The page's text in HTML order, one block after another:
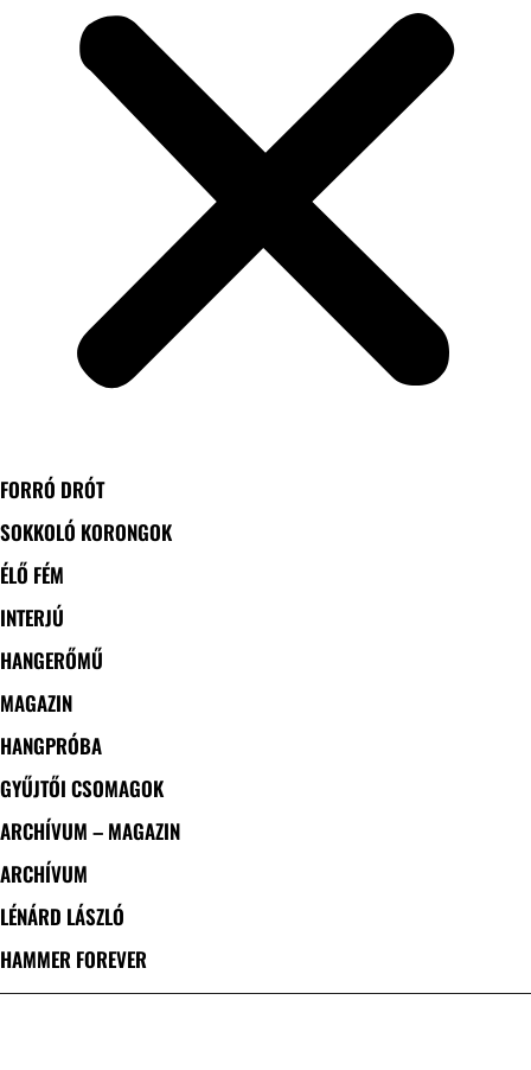
FORRÓ DRÓT
SOKKOLÓ KORONGOK
ÉLŐ FÉM
INTERJÚ
HANGERŐMŰ
MAGAZIN
HANGPRÓBA
GYŰJTŐI CSOMAGOK
ARCHÍVUM – MAGAZIN
ARCHÍVUM
LÉNÁRD LÁSZLÓ
HAMMER FOREVER